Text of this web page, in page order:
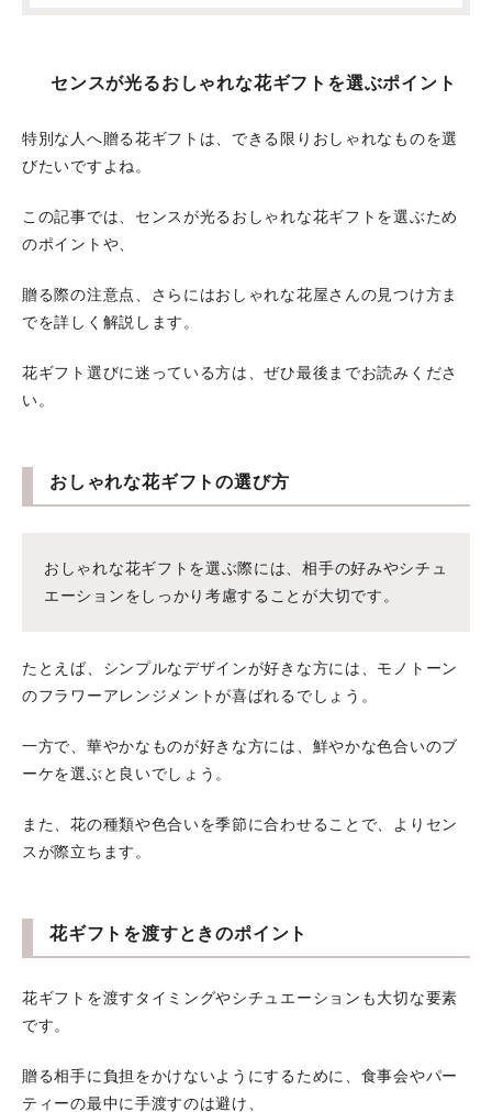
センスが光るおしゃれな花ギフトを選ぶポイント
特別な人へ贈る花ギフトは、できる限りおしゃれなものを選
びたいですよね。
この記事では、センスが光るおしゃれな花ギフトを選ぶため
のポイントや、
贈る際の注意点、さらにはおしゃれな花屋さんの見つけ方ま
でを詳しく解説します。
花ギフト選びに迷っている方は、ぜひ最後までお読みくださ
い。
おしゃれな花ギフトの選び方
おしゃれな花ギフトを選ぶ際には、相手の好みやシチュ
エーションをしっかり考慮することが大切です。
たとえば、シンプルなデザインが好きな方には、モノトーン
のフラワーアレンジメントが喜ばれるでしょう。
一方で、華やかなものが好きな方には、鮮やかな色合いのブ
ーケを選ぶと良いでしょう。
また、花の種類や色合いを季節に合わせることで、よりセン
スが際立ちます。
花ギフトを渡すときのポイント
花ギフトを渡すタイミングやシチュエーションも大切な要素
です。
贈る相手に負担をかけないようにするために、食事会やパー
ティーの最中に手渡すのは避け、